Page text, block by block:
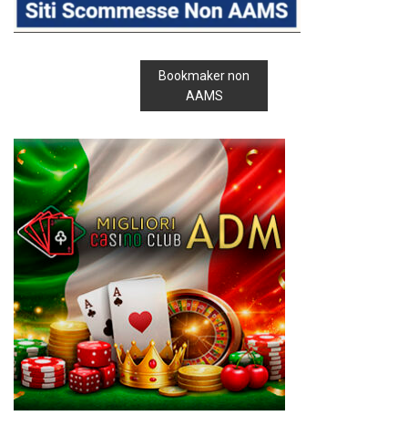
Bookmaker non
AAMS